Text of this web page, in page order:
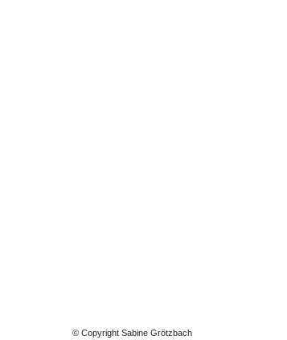
© Copyright Sabine Grötzbach